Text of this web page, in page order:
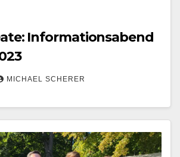
Informationsabend
MICHAEL SCHERER